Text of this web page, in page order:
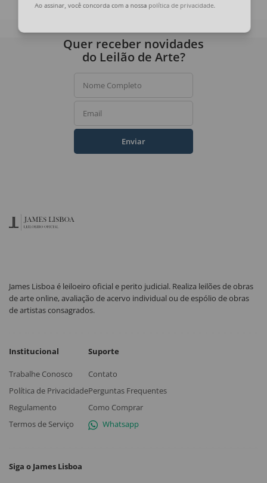
Quer receber novidades
do Leilão de Arte?
Nome Completo
Email
Enviar
James Lisboa é leiloeiro oficial e perito judicial. Realiza leilões de obras
de arte online, avaliação de acervo individual ou de espólio de obras
de artistas consagrados.
Institucional
Trabalhe Conosco
Política de Privacidade
Regulamento
Termos de Serviço
Suporte
Contato
Perguntas Frequentes
Como Comprar
Whatsapp
Siga o James Lisboa